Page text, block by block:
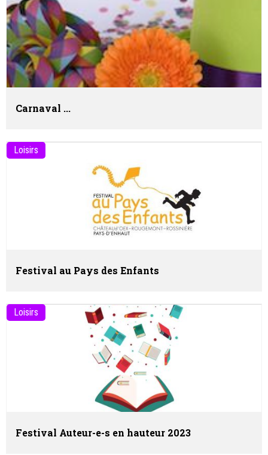
Carnaval ...
Loisirs
Festival au Pays des Enfants
Loisirs
Festival Auteur-e-s en hauteur 2023